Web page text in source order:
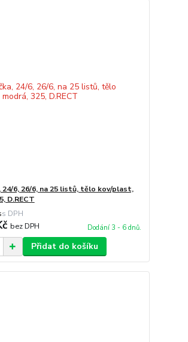
24/6, 26/6, na 25 listů, tělo kov/plast,
D.RECT
bez DPH Dodání 3 - 6 dnů.
Přidat do košíku